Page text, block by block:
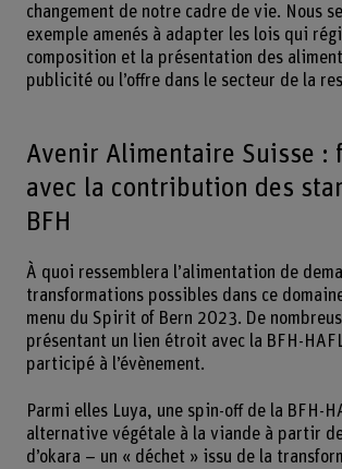
changement de notre cadre de vie. Nous
exemple amenés à adapter les lois qui
composition et la présentation des
publicité ou l’offre dans le secteur de la
Avenir Alimentaire Suisse :
avec la contribution des
BFH
À quoi ressemblera l’alimentation de
transformations possibles dans ce
menu du Spirit of Bern 2023. De
présentant un lien étroit avec la BFH-
participé à l’évènement.
Parmi elles Luya, une spin-off de la BFH-
alternative végétale à la viande à partir
d’okara – un « déchet » issu de la